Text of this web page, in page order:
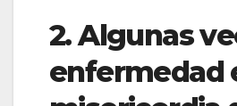
2. Algunas
enfermedad